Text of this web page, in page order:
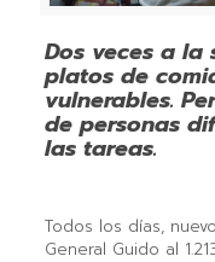
Dos veces a la
platos de
vulnerables.
de personas
las tareas.
Todos los días,
General Guido al